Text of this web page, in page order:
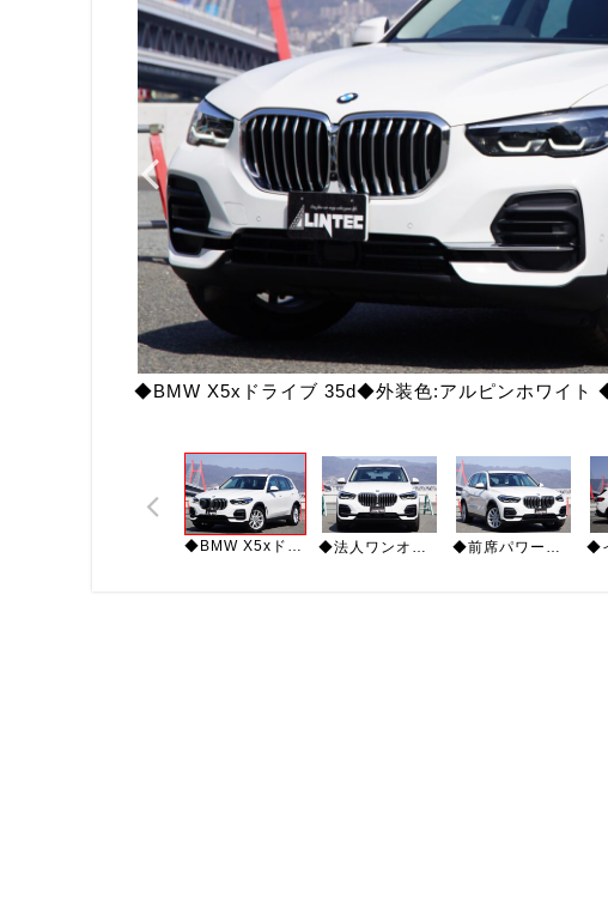
◆BMW X5xドライブ 35d◆外装色:アルピンホワイト
◆BMW X5xドライブ 35d◆外装色:アルピンホワイト ◆内装色：ブラックレザー ◆法人ワンオーナー ◆純正ナビ・地デジ/Bluetooth/USB バックカメラ360° ◆前席パワーシート（運転席メモリ付き）◆前席シートヒーター ◆アクティブクルーズコントロール